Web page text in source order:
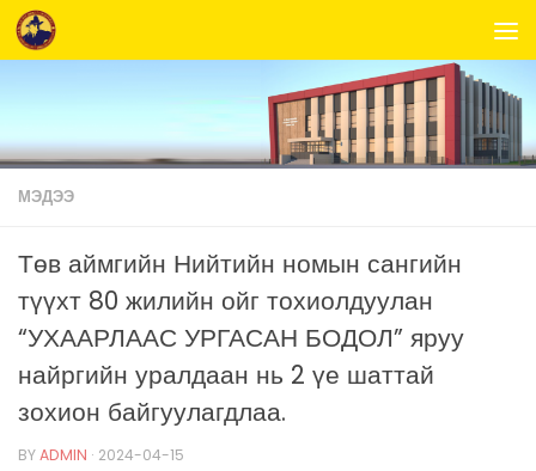
Skip to content
МЭДЭЭ
Төв аймгийн Нийтийн номын сангийн
түүхт 80 жилийн ойг тохиолдуулан
“УХААРЛААС УРГАСАН БОДОЛ” яруу
найргийн уралдаан нь 2 үе шаттай
зохион байгуулагдлаа.
BYADMIN · 2024-04-15